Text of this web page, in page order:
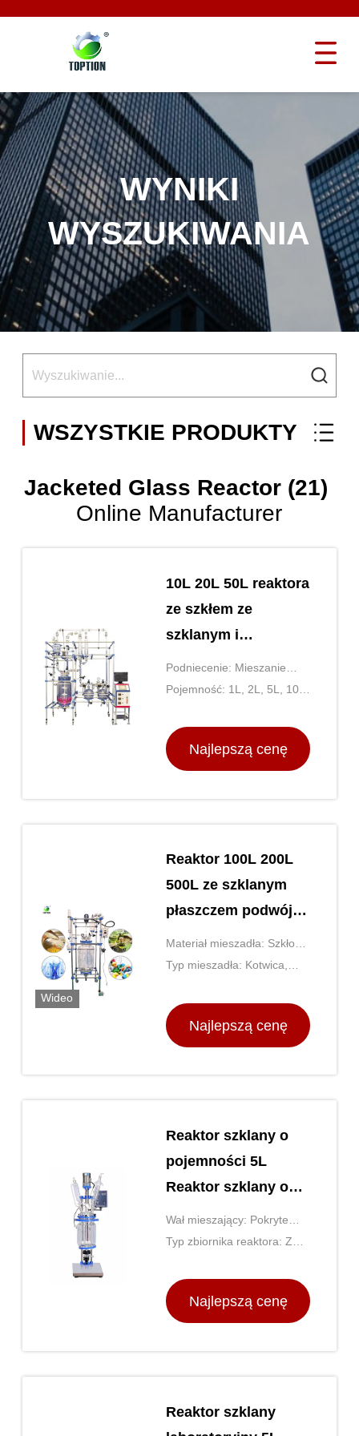
WYNIKI
WYSZUKIWANIA
WSZYSTKIE PRODUKTY
Jacketed Glass Reactor (21)
Online Manufacturer
10L 20L 50L reaktora
ze szkłem ze
szklanym i
nierdzewnym
Podniecenie: Mieszanie
magnetyczne lub od góry
Pojemność: 1L, 2L, 5L, 10L,
1000L
Najlepszą cenę
Wideo
Reaktor 100L 200L
500L ze szklanym
płaszczem podwójna
warstwa
Materiał mieszadła: Szkło
lub stal nierdzewna
Typ mieszadła: Kotwica,
Najlepszą cenę
Reaktor szklany o
pojemności 5L
Reaktor szklany o
pojemności
podwójnej warstwy
Wał mieszający: Pokryte
PTFE
Typ zbiornika reaktora: Z
Najlepszą cenę
Reaktor szklany